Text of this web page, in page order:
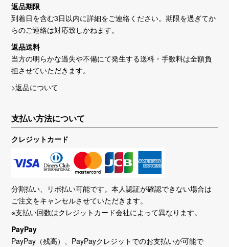
返品期限
到着日を含む3日以内に詳細をご連絡ください。期限を過ぎてか
らのご連絡は対応致しかねます。
返品送料
当方の明らかな過失や不備にて発生する送料・手数料は全額負
担させていただきます。
>返品について
支払い方法について
クレジットカード
分割払い、リボ払い可能です。本人認証が確認できない場合は
ご注文をキャンセルさせていただきます。
※支払い回数はクレジットカード会社によって異なります。
PayPay
PayPay（残高）、PayPayクレジットでのお支払いが可能で